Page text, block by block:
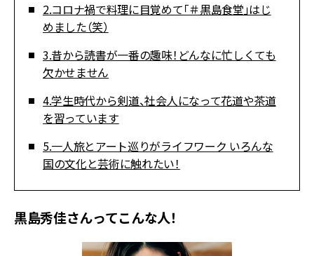
2.コロナ禍で料理に目覚めて「＃黒島食堂」はじ
めました（笑）
3.昔から読書が一番の趣味！どんなに忙しくても
欠かせません
4.学生時代から剣道、社会人になって花道や茶道
を習っています
5.一人旅とアート巡りがライフワーク いろんな
国の文化と芸術に触れたい！
黒島秀佳さんってこんな人！